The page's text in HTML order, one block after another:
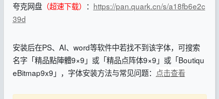
夸克网盘（超速下载） ： https://pan.quark.cn/s/a18fb6e2c
39d
安装后在PS、AI、word等软件中若找不到该字体，可搜索
名字「精品點陣體9×9」或「精品点阵体9×9」或「Boutiqu
eBitmap9x9」，字体安装方法与常见问题： 点击查看